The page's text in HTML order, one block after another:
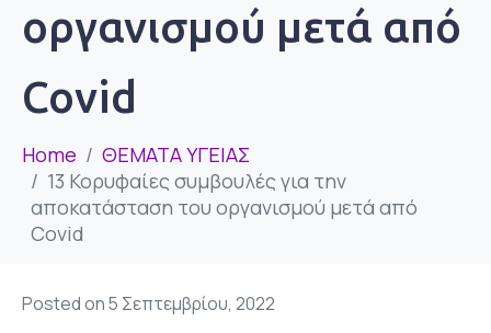
οργανισμού μετά από
Covid
Home
ΘΕΜΑΤΑ ΥΓΕΙΑΣ
13 Κορυφαίες συμβουλές για την
αποκατάσταση του οργανισμού μετά από
Covid
Posted on5 Σεπτεμβρίου, 2022